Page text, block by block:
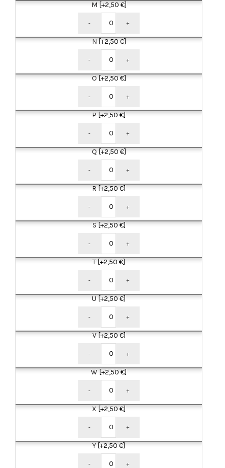
M[+2,50 €]
- +
N[+2,50 €]
- +
O[+2,50 €]
- +
P[+2,50 €]
- +
Q[+2,50 €]
- +
R[+2,50 €]
- +
S[+2,50 €]
- +
T[+2,50 €]
- +
U[+2,50 €]
- +
V[+2,50 €]
- +
W[+2,50 €]
- +
X[+2,50 €]
- +
Y[+2,50 €]
- +